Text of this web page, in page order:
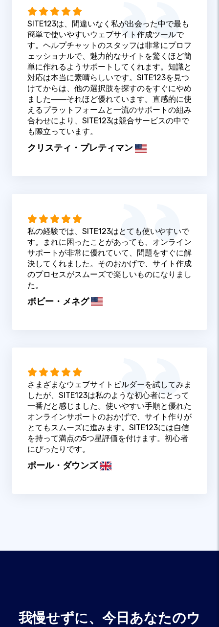
SITE123は、間違いなく私が出会った中で最も
簡単で使いやすいウェブサイト作成ツールで
す。ヘルプチャットのスタッフは非常にプロフ
ェッショナルで、魅力的なサイトを驚くほど簡
単に作れるようサポートしてくれます。知識と
対応は本当に素晴らしいです。SITE123を見つ
けてからは、他の選択肢を探すのをすぐにやめ
ました――それほど優れています。直感的に使
えるプラットフォームと一流のサポートの組み
合わせにより、SITE123は競合サービスの中で
も際立っています。
クリスティ・プレティマン
私の経験では、SITE123はとても使いやすいで
す。まれに困ったことがあっても、オンライン
サポートが非常に優れていて、問題をすぐに解
決してくれました。そのおかげで、サイト作成
のプロセスがスムーズで楽しいものになりまし
た。
ボビー・メネグ
さまざまなウェブサイトビルダーを試してみま
したが、SITE123は私のような初心者にとって
一番だと感じました。使いやすい手順と優れた
オンラインサポートのおかげで、サイト作りが
とてもスムーズに進みます。SITE123には自信
を持って満点の5つ星評価を付けます。初心者
にぴったりです。
ポール・ダウンズ
我慢せずに、今日あなたのウ